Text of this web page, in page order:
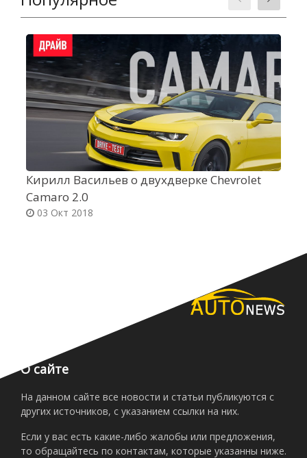
Кирилл Васильев о двухдверке Chevrolet
Camaro 2.0
03 Окт 2018
О сайте
На данном сайте все новости и статьи публикуются с
других источников, с указанием ссылки на них.
Если у вас есть какие-либо жалобы или предложения,
то обращайтесь по контактам, которые указанны ниже.